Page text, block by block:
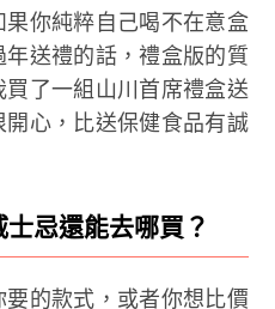
你純粹自己喝不在意盒
送禮的話，禮盒版的質
了一組山川首席禮盒送
心，比送保健食品有誠
忌還能去哪買？
的款式，或者你想比價